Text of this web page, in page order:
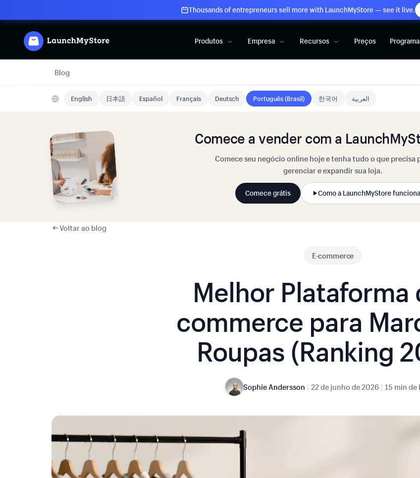
Thousands of entrepreneurs sell more with LaunchMyStore — see it live.
Produtos Empresa Recursos Preços
Blog
English 日本語 Español Français Deutsch Português (Brasil) 한국어 العربية
Comece a vender com a
Comece seu negócio online hoje e tenha tudo o que precisa
gerenciar e expandir sua loja.
Comece grátis Como a LaunchMyStore funciona
Voltar ao blog
E-commerce
Melhor Plataforma
commerce para
Roupas (Ranking
Sophie Andersson | 22 de junho de 2026 | 15 min de